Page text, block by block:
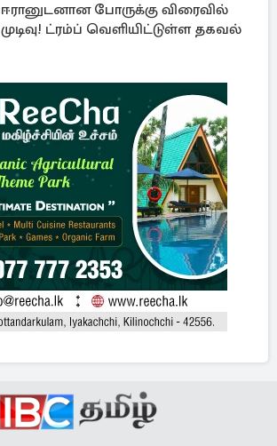
ஈரானுடனான போருக்கு விரைவில்
முடிவு! ட்ரம்ப் வெளியிட்டுள்ள தகவல்